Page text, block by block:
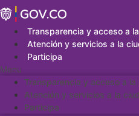
Saltar
al
contenidoTransparencia y acceso a
Atención y servicios a la
Participa
Menu
Transparencia y acceso a
Atención y servicios a la
Participa